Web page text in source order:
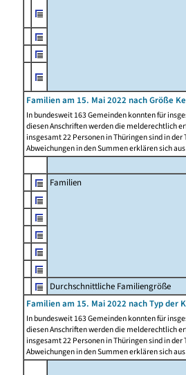
Familien am 15. Mai 2022 nach Größe
In bundesweit 163 Gemeinden konnten für
diesen Anschriften werden die melderechtlich
insgesamt 22 Personen in Thüringen sind in
Abweichungen in den Summen erklären sich
Familien
Durchschnittliche Familiengröße
Familien am 15. Mai 2022 nach Typ der
In bundesweit 163 Gemeinden konnten für
diesen Anschriften werden die melderechtlich
insgesamt 22 Personen in Thüringen sind in
Abweichungen in den Summen erklären sich